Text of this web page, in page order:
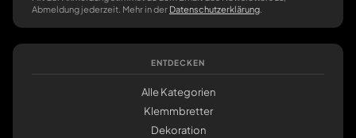
Abmeldung jederzeit. Mehr in der Datenschutzerklärung
ENTDECKEN
Alle Kategorien
Klemmbretter
Dekoration